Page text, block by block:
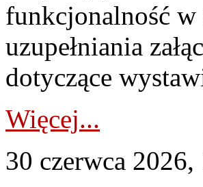
funkcjonalność w
uzupełniania
dotyczące
Więcej...
30 czerwca 2026,